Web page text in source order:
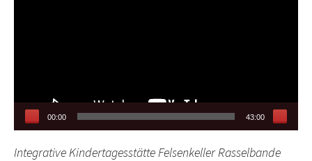
00:00 43:00
Integrative Kindertagesstätte Felsenkeller Rasselbande